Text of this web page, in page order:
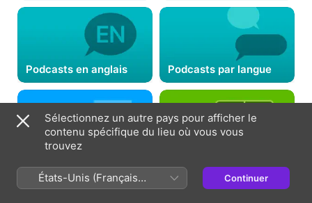
Podcasts en anglais Podcasts par langue
Actualités
Sélectionnez un autre pays pour afficher le
contenu spécifique du lieu où vous vous
trouvez
États-Unis (Français
France)
Continuer